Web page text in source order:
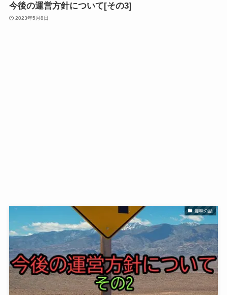
今後の運営方針について[その3]
2023年5月8日
趣味の話